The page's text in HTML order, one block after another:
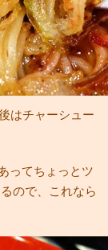
はチャーシュー
ってちょっとツ
ので、これなら